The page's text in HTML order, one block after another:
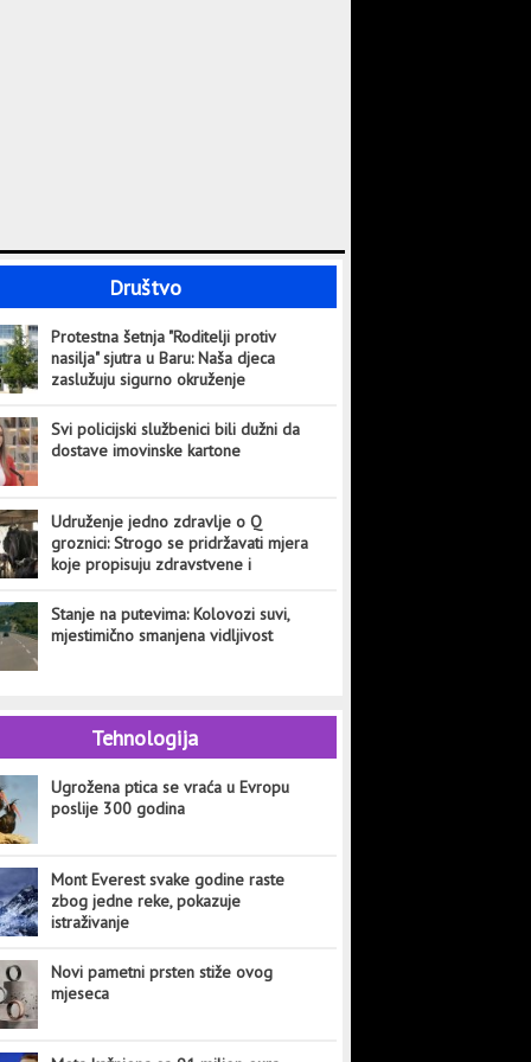
Društvo
Protestna šetnja "Roditelji protiv
nasilja" sjutra u Baru: Naša djeca
zaslužuju sigurno okruženje
Svi policijski službenici bili dužni da
dostave imovinske kartone
Udruženje jedno zdravlje o Q
groznici: Strogo se pridržavati mjera
koje propisuju zdravstvene i
Stanje na putevima: Kolovozi suvi,
mjestimično smanjena vidljivost
Tehnologija
Ugrožena ptica se vraća u Evropu
poslije 300 godina
Mont Everest svake godine raste
zbog jedne reke, pokazuje
istraživanje
Novi pametni prsten stiže ovog
mjeseca